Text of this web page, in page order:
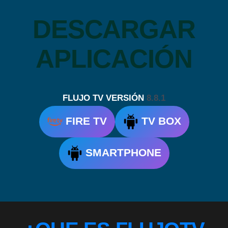
DESCARGAR
APLICACIÓN
FLUJO TV VERSIÓN 8.8.1
FIRE TV TV BOX
SMARTPHONE